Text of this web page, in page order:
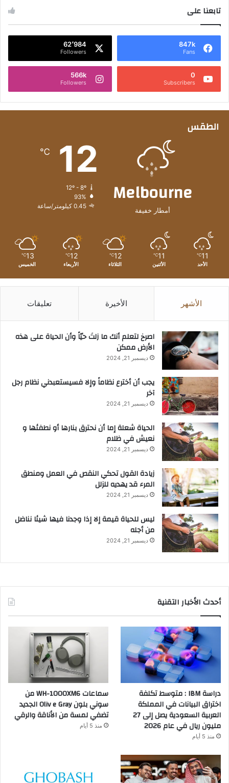
تابعنا على
847k
Fans
62٬984
Followers
0
Subscribers
566k
Followers
الطقس
Melbourne
أمطار خفيفة
12
℃
12º - 8º
93%
0.45 كيلومتر/ساعة
11
℃
الأحد
11
℃
الأثنين
12
℃
الثلاثاء
12
℃
الأربعاء
13
℃
الخميس
الأشهر الأخيرة تعليقات
‫اصرخ لتعلم أنك ما زلتَ حيّاً وأن الحياة على هذه
الأرض ممكن
ديسمبر 21, 2024
يجب أن أخترع نظاماً وإلا فسيستعبدني نظام رجل
آخر
ديسمبر 21, 2024
الحياة شعلة إما أن نحترق بنارها أو نطفئها و
نعيش في ظلام
ديسمبر 21, 2024
زيادة القول تحكي النقص في العمل ومنطق
المرء قد يهديه للزلل
ديسمبر 21, 2024
ليس للحياة قيمة إلا إذا وجدنا فيها شيئا نناضل
من أجله
ديسمبر 21, 2024
أحدث الأخبار التقنية
دراسة IBM : متوسط تكلفة
اختراق البيانات في المملكة
العربية السعودية يصل إلى 27
مليون ريال في عام 2026
منذ 5 أيام
سماعات WH-1000XM6 من
سوني بلون Oliv e Gray الجديد
تضفي لمسة من الأناقة والرقي
منذ 5 أيام